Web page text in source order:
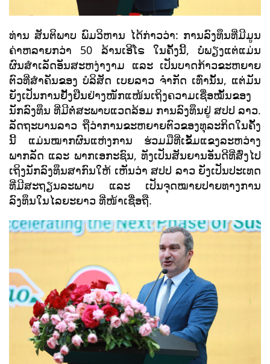
ທ່ານ ສັນຕິພາບ ພົມວິຫານ ໄດ້ກ່າວວ່າ: ການລົງທຶນທີ່ມີມູນ
ຄ່າຫລາຍກວ່າ 50 ລ້ານເອີໂຣ ໃນຄັ້ງນີ້, ບໍ່ພຽງແຕ່ແມ່ນ
ຜົນສຳເລັດອັນສະຫງ່າງາມ ແລະ ເປັນບາດກ້າວຂະຫຍາຍ
ຕົວທີ່ສຳຄັນຂອງ ບໍລິສັດ ເບຍລາວ ຈຳກັດ ເທົ່ານັ້ນ, ແຕ່ມັນ
ຍັງເປັນການຢັ້ງຢືນຢ່າງໜັກແໜ້ນເຖິງຄວາມເຊື່ອໝັ້ນຂອງ
ນັກລົງທຶນ ທີ່ມີຕໍ່ສະພາບແວດລ້ອມ ການລົງທຶນຢູ່ ສປປ ລາວ.
ລັດຖະບານລາວ ຖືວ່າການຂະຫຍາຍຕົວຂອງທຸລະກິດໃນຄັ້ງ
ນີ້ ແມ່ນໝາກຜົນແຫ່ງການ ຮ່ວມມືທີ່ເຂັ້ມແຂງລະຫວ່າງ
ພາກລັດ ແລະ ພາກເອກະຊົນ, ທັງເປັນສັນຍານອັນດີທີ່ສົ່ງໄປ
ເຖິງນັກລົງທຶນສາກົນໃຫ້ ເຫັນວ່າ ສປປ ລາວ ຍັງເປັນປະເທດ
ທີ່ມີສະຖຽນລະພາບ ແລະ ເປັນຈຸດໝາຍປາຍທາງການ
ລົງທຶນໃນໄລຍະຍາວ ທີ່ໜ້າເຊື່ອຖື.